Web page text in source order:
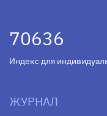
70636
Индекс для
ЖУРНАЛ